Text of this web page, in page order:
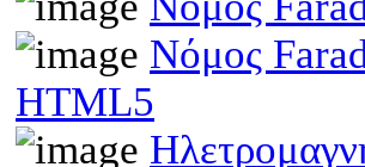
Νόμος
HTML5